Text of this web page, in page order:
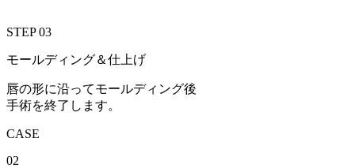
STEP 03
モールディング＆仕上げ
唇の形に沿ってモールディング後
手術を終了します。
CASE
02